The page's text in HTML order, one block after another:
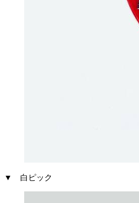
▼ 白ピック